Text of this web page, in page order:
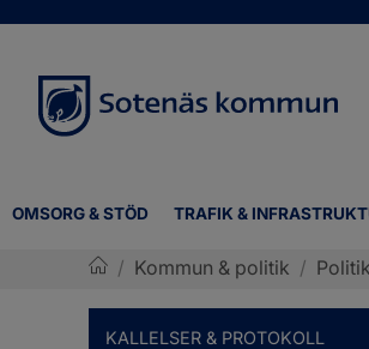
OMSORG & STÖD TRAFIK &
/ Kommun & politik /
KALLELSER & PROTOKOLL